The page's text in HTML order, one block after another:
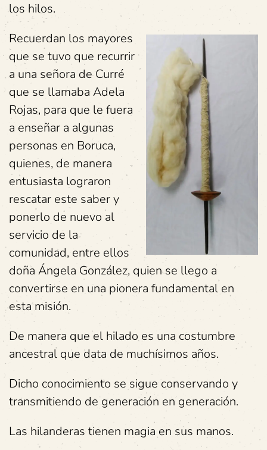
los hilos.
Recuerdan los mayores
que se tuvo que recurrir
a una señora de Curré
que se llamaba Adela
Rojas, para que le fuera
a enseñar a algunas
personas en Boruca,
quienes, de manera
entusiasta lograron
rescatar este saber y
ponerlo de nuevo al
servicio de la
comunidad, entre ellos
doña Ángela González, quien se llego a
convertirse en una pionera fundamental en
esta misión.
De manera que el hilado es una costumbre
ancestral que data de muchísimos años.
Dicho conocimiento se sigue conservando y
transmitiendo de generación en generación.
Las hilanderas tienen magia en sus manos.